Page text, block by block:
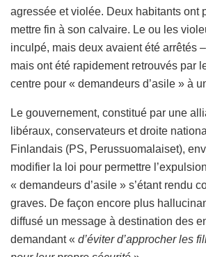
agressée et violée. Deux habitants ont
mettre fin à son calvaire. Le ou les
inculpé, mais deux avaient été arrêtés
mais ont été rapidement retrouvés par
centre pour « demandeurs d’asile » à
Le gouvernement, constitué par une
libéraux, conservateurs et droite
Finlandais (PS, Perussuomalaiset),
modifier la loi pour permettre
« demandeurs d’asile » s’étant rendu
graves. De façon encore plus
diffusé un message à destination des
demandant « d’éviter d’approcher les